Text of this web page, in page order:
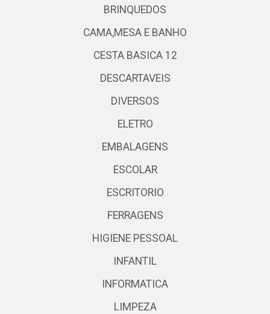
BRINQUEDOS
CAMA,MESA E BANHO
CESTA BASICA 12
DESCARTAVEIS
DIVERSOS
ELETRO
EMBALAGENS
ESCOLAR
ESCRITORIO
FERRAGENS
HIGIENE PESSOAL
INFANTIL
INFORMATICA
LIMPEZA